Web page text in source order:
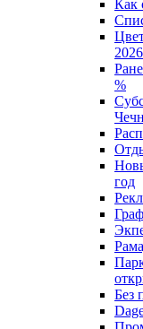
Как
%
год
Без